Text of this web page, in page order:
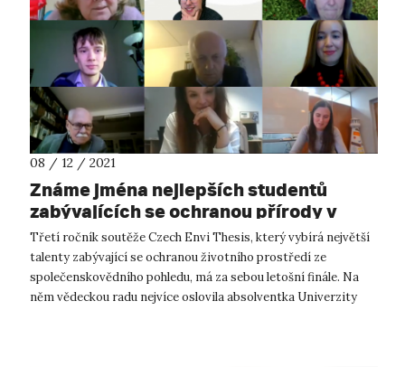
08 / 12 / 2021
Známe jména nejlepších studentů
zabývajících se ochranou přírody v
Česku
Třetí ročník soutěže Czech Envi Thesis, který vybírá největší
talenty zabývající se ochranou životního prostředí ze
společenskovědního pohledu, má za sebou letošní finále. Na
něm vědeckou radu nejvíce oslovila absolventka Univerzity